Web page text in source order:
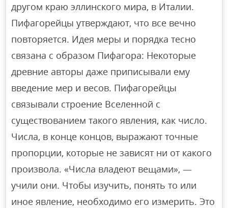
другом краю эллинского мира, в Италии.
Пифагорейцы утверждают, что все вечно
повторяется. Идея меры и порядка тесно
связана с образом Пифагора: Некоторые
древние авторы даже приписывали ему
введение мер и весов. Пифагорейцы
связывали строение Вселенной с
существованием такого явления, как число.
Числа, в конце концов, выражают точные
пропорции, которые не зависят ни от какого
произвола. «Числа владеют вещами», —
учили они. Чтобы изучить, понять то или
иное явление, необходимо его измерить. Это